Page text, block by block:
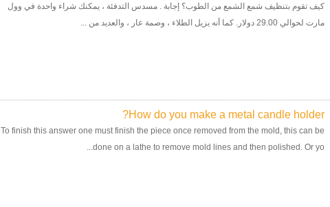
كيف تقوم بتنظيف شمع الشمع من الطوب؟ إجابة . مسدس التدفئة ، يمكنك شراء واحدة في وول
مارت لحوالي 29.00 دولار. كما أنه يزيل الطلاء ، وصمة عار ، والعديد من ...
How do you make a metal candle holder?
To finish this answer one must finish the piece once removed from the mold, this can be
done on a lathe to remove mold lines and then polished. Or yo...